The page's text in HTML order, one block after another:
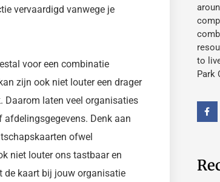
vervaardigd vanwege je
voor een combinatie
zijn ook niet louter een drager
Daarom laten veel organisaties
Denk aan
ofwel
niet louter ons tastbaar en
de kaart bij jouw organisatie
to
Park